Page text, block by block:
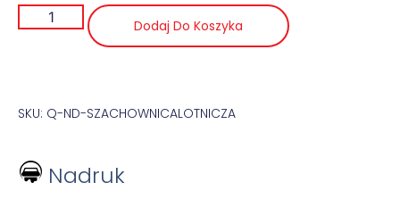
Dodaj Do Koszyka
SKU: Q-ND-SZACHOWNICALOTNICZA
Nadruk